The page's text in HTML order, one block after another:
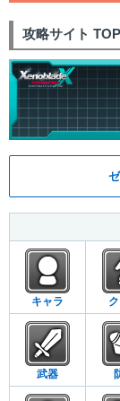
攻略サイト TOP
キャラ
武器